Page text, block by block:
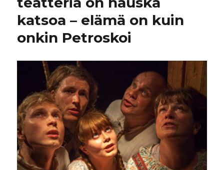
katsoa – elämä on kuin
onkin Petroskoi